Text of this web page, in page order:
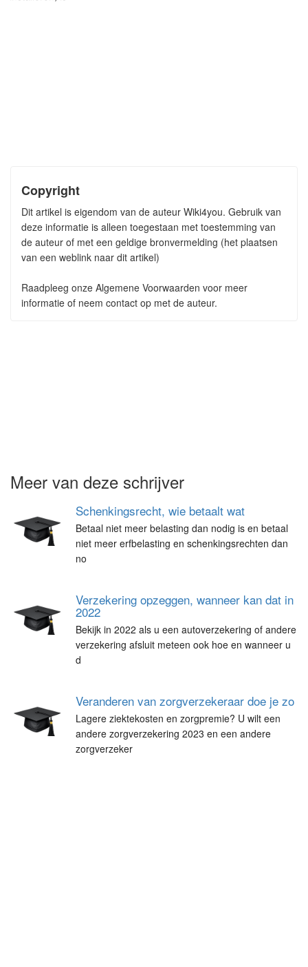
Copyright
Dit artikel is eigendom van de auteur Wiki4you. Gebruik van
deze informatie is alleen toegestaan met toestemming van
de auteur of met een geldige bronvermelding (het plaatsen
van een weblink naar dit artikel)
Raadpleeg onze Algemene Voorwaarden voor meer
informatie of neem contact op met de auteur.
Meer van deze schrijver
Schenkingsrecht, wie betaalt wat
Betaal niet meer belasting dan nodig is en betaal
niet meer erfbelasting en schenkingsrechten dan
no
Verzekering opzeggen, wanneer kan dat in
2022
Bekijk in 2022 als u een autoverzekering of andere
verzekering afsluit meteen ook hoe en wanneer u
d
Veranderen van zorgverzekeraar doe je zo
Lagere ziektekosten en zorgpremie? U wilt een
andere zorgverzekering 2023 en een andere
zorgverzeker